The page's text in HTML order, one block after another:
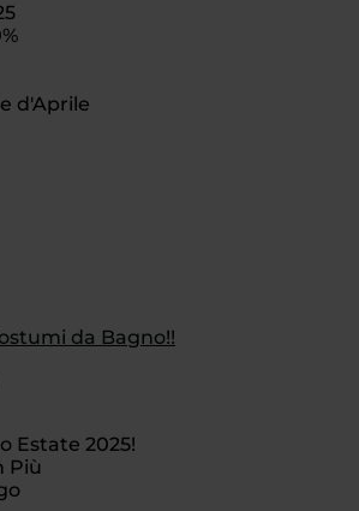
d'Aprile
da Bagno!!
Estate 2025!
Più